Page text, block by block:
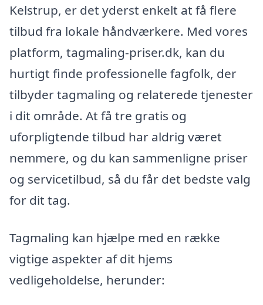
Kelstrup, er det yderst enkelt at få flere
tilbud fra lokale håndværkere. Med vores
platform, tagmaling-priser.dk, kan du
hurtigt finde professionelle fagfolk, der
tilbyder tagmaling og relaterede tjenester
i dit område. At få tre gratis og
uforpligtende tilbud har aldrig været
nemmere, og du kan sammenligne priser
og servicetilbud, så du får det bedste valg
for dit tag.
Tagmaling kan hjælpe med en række
vigtige aspekter af dit hjems
vedligeholdelse, herunder: